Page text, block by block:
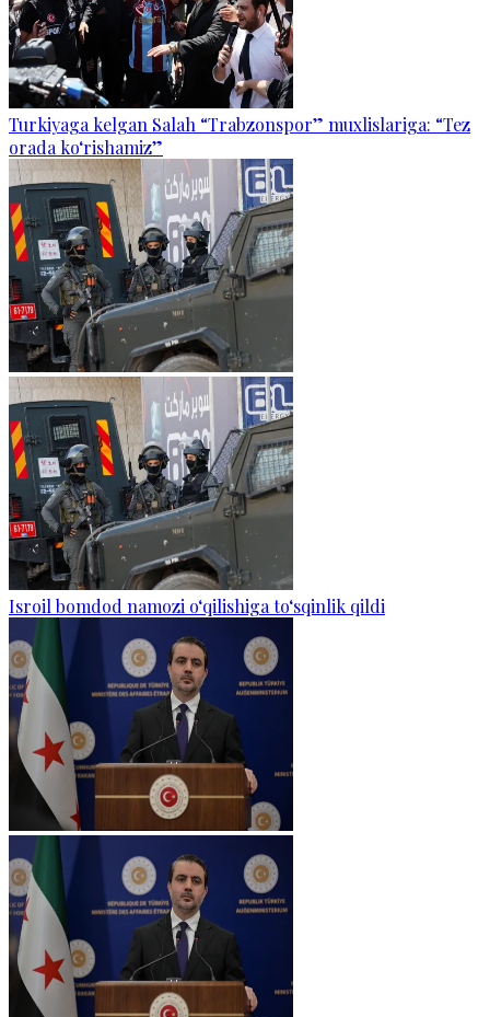
Turkiyaga kelgan Salah “Trabzonspor” muxlislariga: “Tez
orada ko‘rishamiz”
Isroil bomdod namozi o‘qilishiga to‘sqinlik qildi